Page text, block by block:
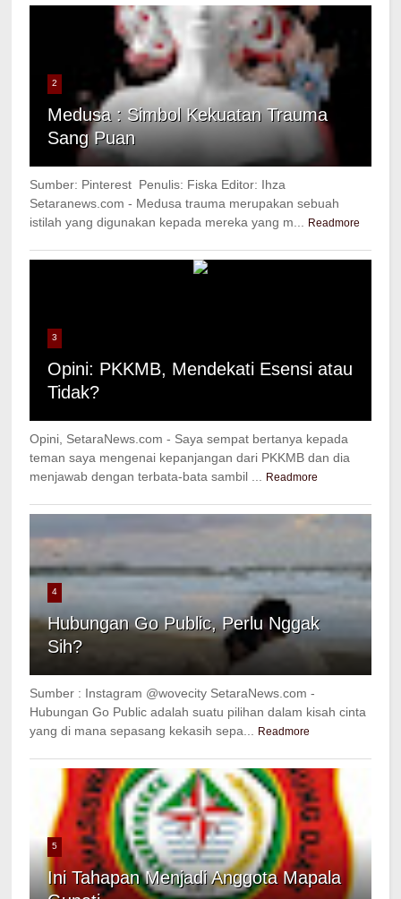
2
Medusa : Simbol Kekuatan Trauma
Sang Puan
Sumber: Pinterest Penulis: Fiska Editor: Ihza
Setaranews.com - Medusa trauma merupakan sebuah
istilah yang digunakan kepada mereka yang m...
Readmore
3
Opini: PKKMB, Mendekati Esensi atau
Tidak?
Opini, SetaraNews.com - Saya sempat bertanya kepada
teman saya mengenai kepanjangan dari PKKMB dan dia
menjawab dengan terbata-bata sambil ...
Readmore
4
Hubungan Go Public, Perlu Nggak
Sih?
Sumber : Instagram @wovecity SetaraNews.com -
Hubungan Go Public adalah suatu pilihan dalam kisah cinta
yang di mana sepasang kekasih sepa...
Readmore
5
Ini Tahapan Menjadi Anggota Mapala